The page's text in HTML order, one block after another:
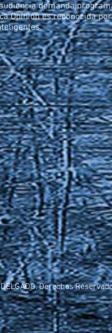
demanda
Opinión es reconocida
Derechos